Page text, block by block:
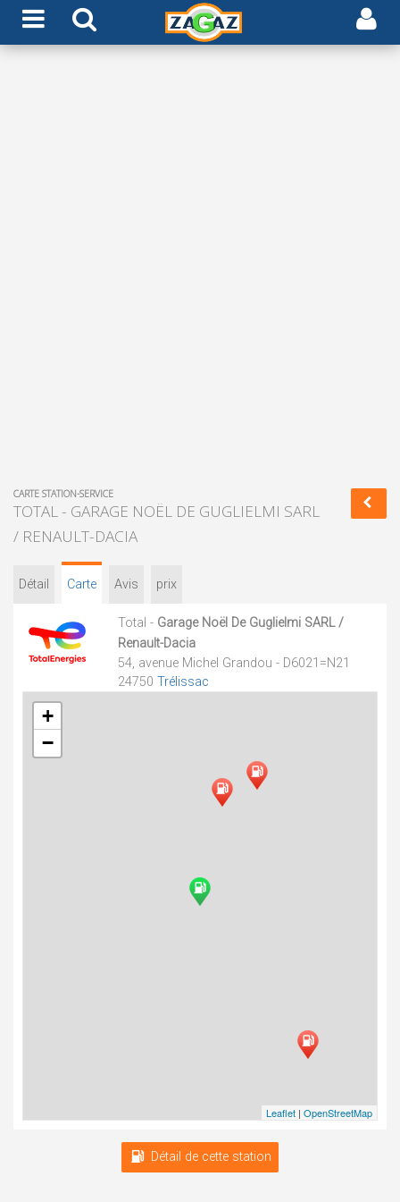
CARTE STATION-SERVICE
TOTAL - GARAGE NOËL DE GUGLIELMI SARL
/ RENAULT-DACIA
Détail Carte Avis prix
Total - Garage Noël De Guglielmi SARL /
Renault-Dacia
54, avenue Michel Grandou - D6021=N21
24750 Trélissac
+
−
Leaflet | OpenStreetMap
Détail de cette station